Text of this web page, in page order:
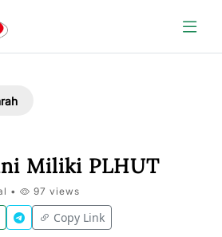
Miliki PLHUT
• 97 views
Copy Link